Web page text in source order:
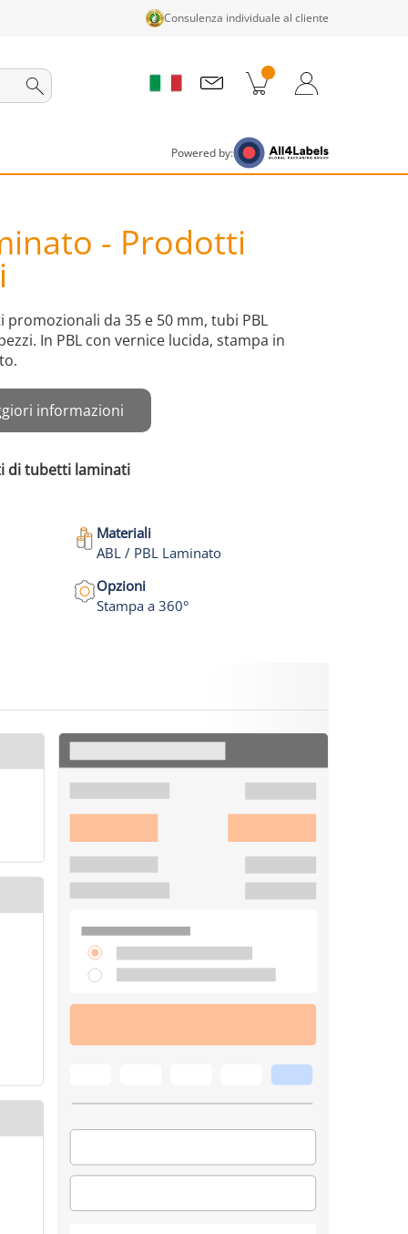
Consulenza individuale al cliente
Powered by:
- Prodotti
da 35 e 50 mm, tubi PBL
In PBL con vernice lucida, stampa in
informazioni
di tubetti laminati
Materiali
ABL / PBL Laminato
Opzioni
Stampa a 360°